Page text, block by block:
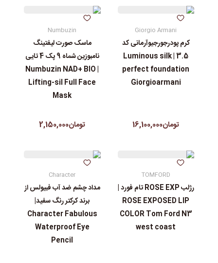
Giorgio Armani
کرم پودرجورجیوآرمانی کد
3.5 | Luminous silk
perfect foundation
Giorgioarmani
تومان16,100,000
Numbuzin
ماسک صورت لیفتینگ
نامبوزین شماه 9 پک 4 تایی
| Numbuzin NAD+ BIO
Lifting-sil Full Face
Mask
تومان2,150,000
TOMFORD
رژلب ROSE EXP تام فورد |
ROSE EXPOSED LIP
COLOR Tom Ford N3
west coast
Character
مداد چشم ضد آب فبیولس از
برند کرکتر رنگ سفید|
Character Fabulous
Waterproof Eye
Pencil